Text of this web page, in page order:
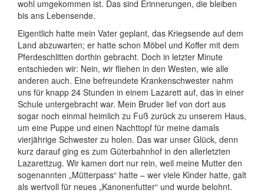
wohl umgekommen ist. Das sind Erinne­rungen, die bleiben
bis ans Lebensende.
Eigentlich hatte mein Vater geplant, das Kriegsende auf dem
Land abzu­warten; er hatte schon Möbel und Koffer mit dem
Pferde­schlitten dorthin gebracht. Doch in letzter Minute
entschieden wir: Nein, wir fliehen in den Westen, wie alle
anderen auch. Eine befreundete Kranken­schwester nahm
uns für knapp 24 Stunden in einem Lazarett auf, das in einer
Schule unter­gebracht war. Mein Bruder lief von dort aus
sogar noch einmal heimlich zu Fuß zurück zu unserem Haus,
um eine Puppe und einen Nachttopf für meine damals
vierjährige Schwester zu holen. Das war unser Glück, denn
kurz darauf ging es zum Güter­bahnhof in den allerletzten
Lazarettzug. Wir kamen dort nur rein, weil meine Mutter den
sogenannten „Mütterpass“ hatte – wer viele Kinder hatte, galt
als wertvoll für neues „Kanonen­futter“ und wurde belohnt.